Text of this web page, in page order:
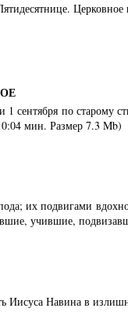
сентября по старому
мин. Размер 7.3 Mb)
их подвигами
учившие,
Иисуса Навина в